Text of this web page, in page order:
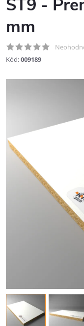
ST9 -
mm
Kód:009189